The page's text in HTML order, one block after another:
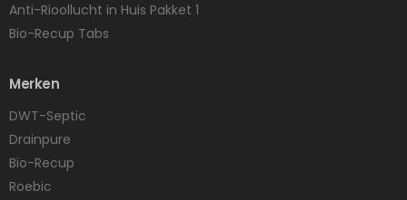
Anti-Rioollucht in Huis Pakket 1
Bio-Recup Tabs
Merken
DWT-Septic
Drainpure
Bio-Recup
Roebic